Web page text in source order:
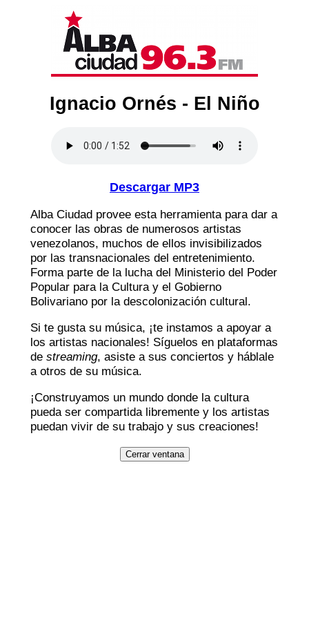
Ignacio Ornés - El Niño
Descargar MP3
Alba Ciudad provee esta herramienta para dar a
conocer las obras de numerosos artistas
venezolanos, muchos de ellos invisibilizados
por las transnacionales del entretenimiento.
Forma parte de la lucha del Ministerio del Poder
Popular para la Cultura y el Gobierno
Bolivariano por la descolonización cultural.
Si te gusta su música, ¡te instamos a apoyar a
los artistas nacionales! Síguelos en plataformas
de streaming, asiste a sus conciertos y háblale
a otros de su música.
¡Construyamos un mundo donde la cultura
pueda ser compartida libremente y los artistas
puedan vivir de su trabajo y sus creaciones!